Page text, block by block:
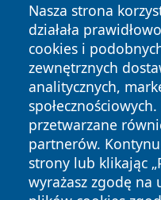
Nasza strona
działała
cookies i
zewnętrznych
analitycznych,
przetwarzane
partnerów.
strony lub klikając
wyrażasz zgodę na
Copyright © 2026
zastrzeżone.
News Autorzy